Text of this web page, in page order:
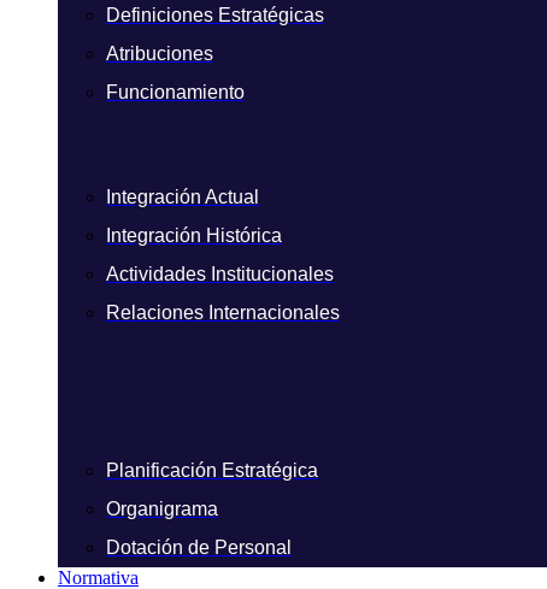
Definiciones Estratégicas
Atribuciones
Funcionamiento
Integración Actual
Integración Histórica
Actividades Institucionales
Relaciones Internacionales
Planificación Estratégica
Organigrama
Dotación de Personal
Normativa